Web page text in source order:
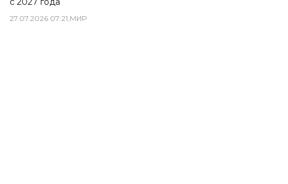
27.07.2026 07:21,МИР